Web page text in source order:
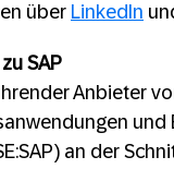
über LinkedIn
SAP
Anbieter
und
an der